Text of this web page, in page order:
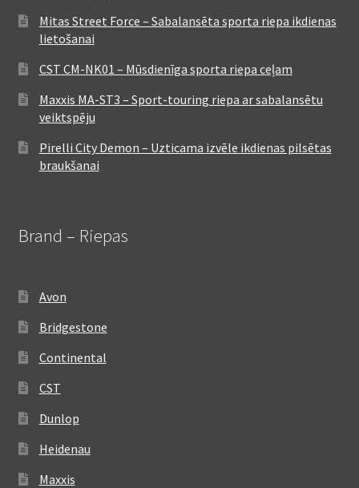
Mitas Street Force – Sabalansēta sporta riepa ikdienas
lietošanai
CST CM-NK01 – Mūsdienīga sporta riepa ceļam
Maxxis MA-ST3 – Sport-touring riepa ar sabalansētu
veiktspēju
Pirelli City Demon – Uzticama izvēle ikdienas pilsētas
braukšanai
Brand – Riepas
Avon
Bridgestone
Continental
CST
Dunlop
Heidenau
Maxxis